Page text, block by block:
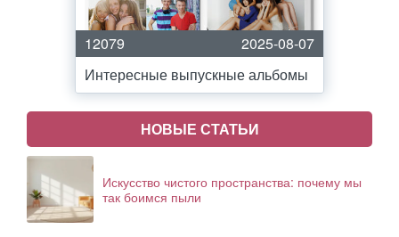
12079
2025-08-07
Интересные выпускные альбомы
НОВЫЕ СТАТЬИ
Искусство чистого пространства: почему мы
так боимся пыли